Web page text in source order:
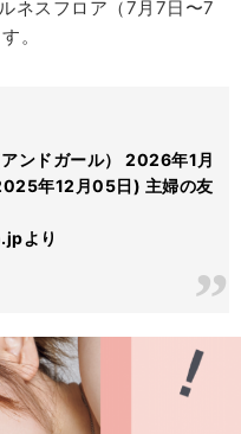
ネスフロア（7月7日〜7
。
ンドガール） 2026年1月
年12月05日) 主婦の友
より